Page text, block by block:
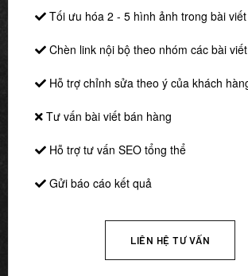
Tối ưu hóa 2 - 5 hình ảnh trong bài viết
Chèn link nội bộ theo nhóm các bài
Hỗ trợ chỉnh sửa theo ý của khách
Tư vấn bài viết bán hàng
Hỗ trợ tư vấn SEO tổng thể
Gửi báo cáo kết quả
LIÊN HỆ TƯ VẤN